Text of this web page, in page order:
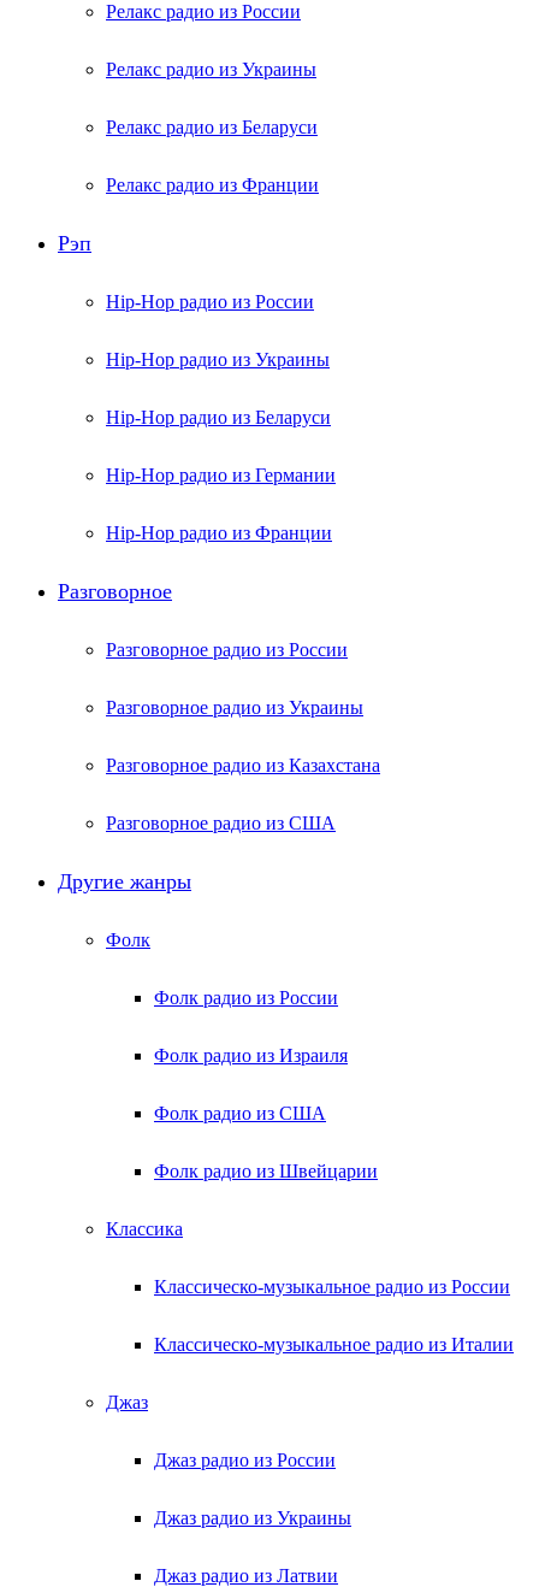
Релакс радио из России
Релакс радио из Украины
Релакс радио из Беларуси
Релакс радио из Франции
Рэп
Hip-Hop радио из России
Hip-Hop радио из Украины
Hip-Hop радио из Беларуси
Hip-Hop радио из Германии
Hip-Hop радио из Франции
Разговорное
Разговорное радио из России
Разговорное радио из Украины
Разговорное радио из Казахстана
Разговорное радио из США
Другие жанры
Фолк
Фолк радио из России
Фолк радио из Израиля
Фолк радио из США
Фолк радио из Швейцарии
Классика
Классическо-музыкальное радио из России
Классическо-музыкальное радио из Италии
Джаз
Джаз радио из России
Джаз радио из Украины
Джаз радио из Латвии